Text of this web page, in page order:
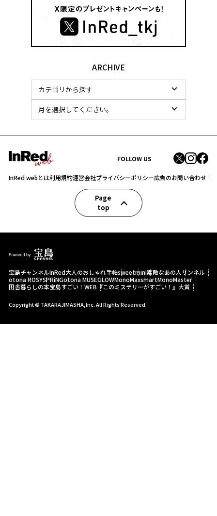
ARCHIVE
FOLLOW US
InRed webとは利用規約運営会社プライバシーポリシー広告のお問い合わせ
Page
top
宝島チャンネルInRed大人のおしゃれ手帖sweetmini素敵なあの人 リンネル
otona ROSYSPRiNGotona MUSEGLOWMonoMaxsmartMonoMaster
田舎暮らしの本宝島すごい！WEB 『このミステリーがすごい！』大賞
Copyright © TAKARAJIMASHA,Inc. All Rights Reserved.